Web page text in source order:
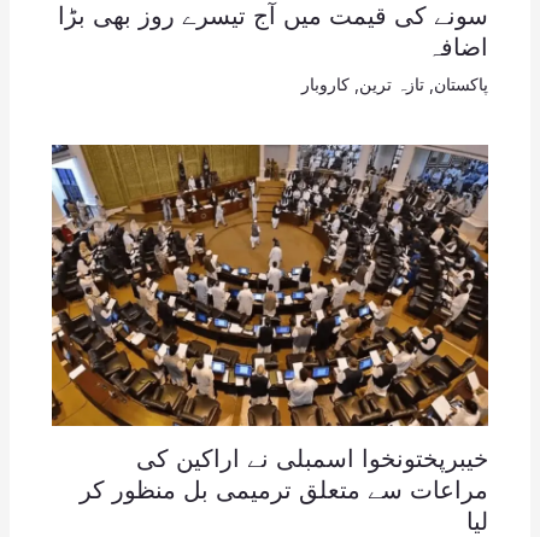
سونے کی قیمت میں آج تیسرے روز بھی بڑا
اضافہ
پاکستان تازہ ترین کاروبار
خیبرپختونخوا اسمبلی نے اراکین کی
مراعات سے متعلق ترمیمی بل منظور کر
لیا